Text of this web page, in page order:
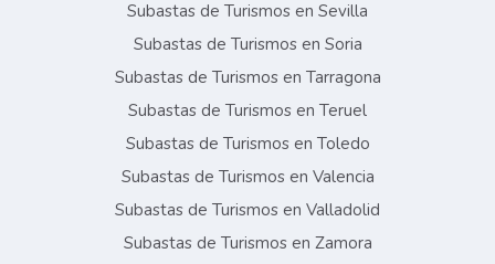
Subastas de Turismos en Sevilla
Subastas de Turismos en Soria
Subastas de Turismos en Tarragona
Subastas de Turismos en Teruel
Subastas de Turismos en Toledo
Subastas de Turismos en Valencia
Subastas de Turismos en Valladolid
Subastas de Turismos en Zamora